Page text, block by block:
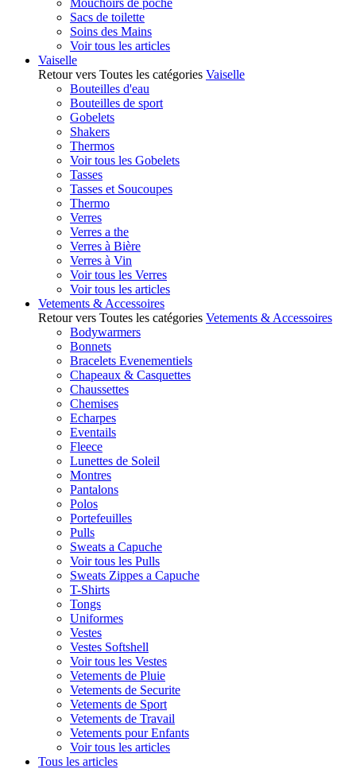
Mouchoirs de poche
Sacs de toilette
Soins des Mains
Voir tous les articles
Vaiselle
Retour vers Toutes les catégories Vaiselle
Bouteilles d'eau
Bouteilles de sport
Gobelets
Shakers
Thermos
Voir tous les Gobelets
Tasses
Tasses et Soucoupes
Thermo
Verres
Verres a the
Verres à Bière
Verres à Vin
Voir tous les Verres
Voir tous les articles
Vetements & Accessoires
Retour vers Toutes les catégories Vetements & Accessoires
Bodywarmers
Bonnets
Bracelets Evenementiels
Chapeaux & Casquettes
Chaussettes
Chemises
Echarpes
Eventails
Fleece
Lunettes de Soleil
Montres
Pantalons
Polos
Portefeuilles
Pulls
Sweats a Capuche
Voir tous les Pulls
Sweats Zippes a Capuche
T-Shirts
Tongs
Uniformes
Vestes
Vestes Softshell
Voir tous les Vestes
Vetements de Pluie
Vetements de Securite
Vetements de Sport
Vetements de Travail
Vetements pour Enfants
Voir tous les articles
Tous les articles